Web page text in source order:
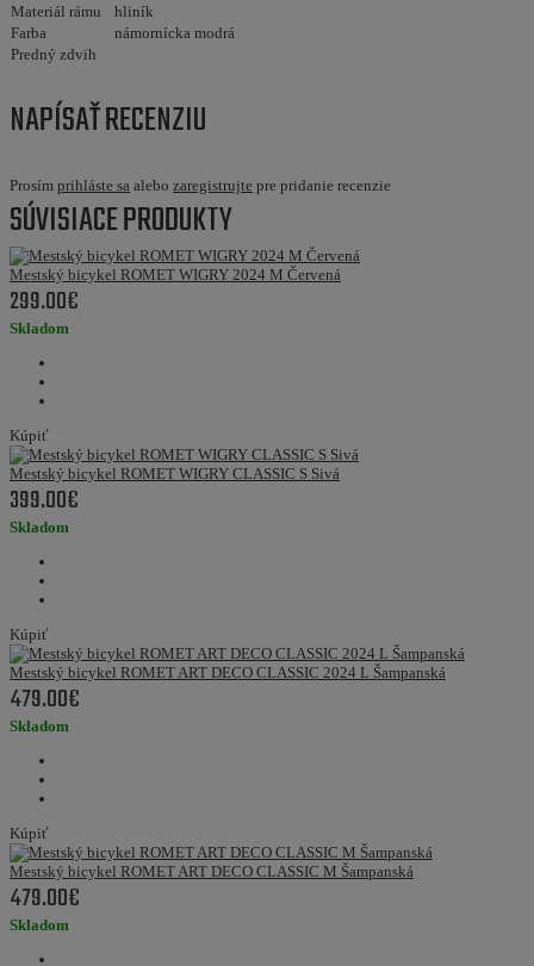
Materiál rámu
hliník
Farba
námornícka modrá
Predný zdvih
NAPÍSAŤ RECENZIU
Prosím prihláste sa alebo zaregistrujte pre pridanie recenzie
SÚVISIACE PRODUKTY
Mestský bicykel ROMET WIGRY 2024 M Červená
299.00€
Skladom
Kúpiť
Mestský bicykel ROMET WIGRY CLASSIC S Sivá
399.00€
Skladom
Kúpiť
Mestský bicykel ROMET ART DECO CLASSIC 2024 L Šampanská
479.00€
Skladom
Kúpiť
Mestský bicykel ROMET ART DECO CLASSIC M Šampanská
479.00€
Skladom